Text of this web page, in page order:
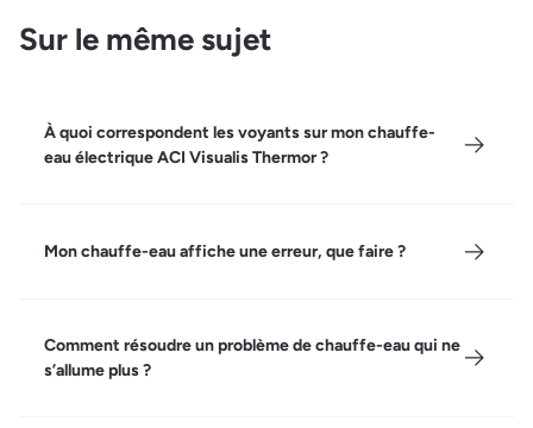
Sur le même sujet
À quoi correspondent les voyants sur mon chauffe-
eau électrique ACI Visualis Thermor ?
Mon chauffe-eau affiche une erreur, que faire ?
Comment résoudre un problème de chauffe-eau qui ne
s’allume plus ?